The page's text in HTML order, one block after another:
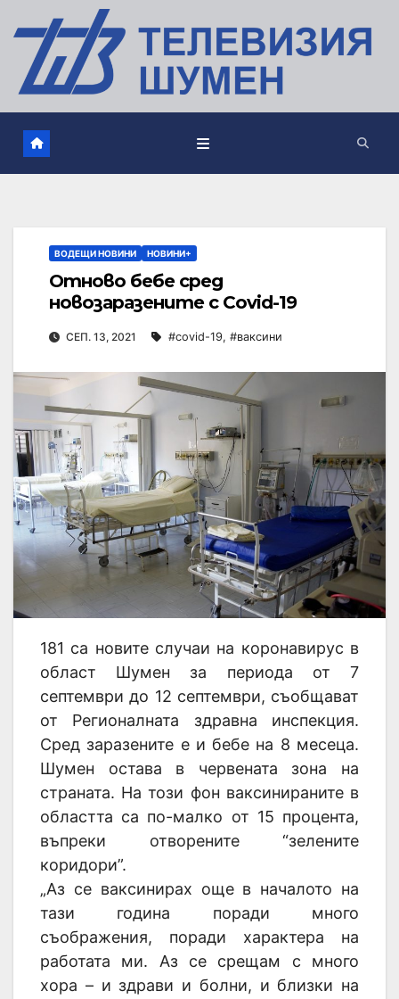
ВОДЕЩИ НОВИНИ НОВИНИ+
Отново бебе сред
новозаразените с Covid-19
СЕП. 13, 2021 #covid-19, #ваксини
181 са новите случаи на коронавирус в
област Шумен зa периода от 7
септември до 12 септември, съобщават
от Регионалната здравна инспекция.
Сред заразените е и бебе на 8 месеца.
Шумен остава в червената зона на
страната. На този фон ваксинираните в
областта са по-малко от 15 процента,
въпреки отворените “зелените
коридори”.
„Аз се ваксинирах още в началото на
тази година поради много
съображения, поради характера на
работата ми. Аз се срещам с много
хора – и здрави и болни, и близки на